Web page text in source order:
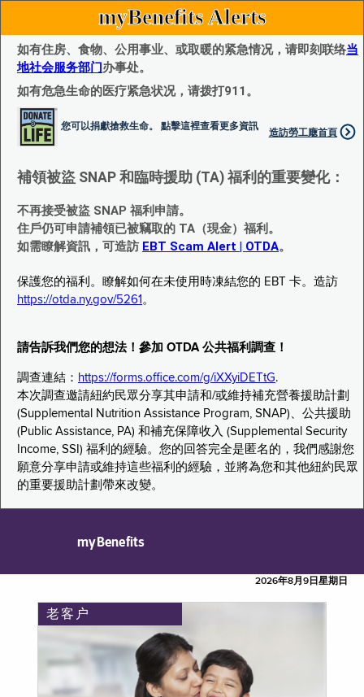
myBenefits Alerts
如有住房、食物、公用事业、或取暖的紧急情况，请即刻联络当
地社会服务部门办事处。
如有危急生命的医疗紧急状况，请拨打911。
您可以捐獻搶救生命。 點擊這裡查看更多資訊
造訪勞工廰首頁
補領被盜 SNAP 和臨時援助 (TA) 福利的重要變化：
不再接受被盜 SNAP 福利申請。
住戶仍可申請補領已被竊取的 TA（現金）福利。
如需瞭解資訊，可造訪 EBT Scam Alert | OTDA。
保護您的福利。瞭解如何在未使用時凍結您的 EBT 卡。造訪
https://otda.ny.gov/5261 。
請告訴我們您的想法！參加 OTDA 公共福利調查！
調查連結： https://forms.office.com/g/iXXyiDETtG.
本次調查邀請紐約民眾分享其申請和/或維持補充營養援助計劃
(Supplemental Nutrition Assistance Program, SNAP)、公共援助
(Public Assistance, PA) 和補充保障收入 (Supplemental Security
Income, SSI) 福利的經驗。您的回答完全是匿名的，我們感謝您
願意分享申請或維持這些福利的經驗，並將為您和其他紐約民眾
的重要援助計劃帶來改變。
myBenefits
2026年8月9日星期日
老客户